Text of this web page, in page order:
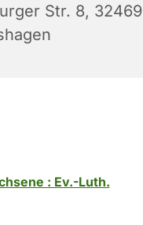
Str. 8, 32469
: Ev.-Luth.